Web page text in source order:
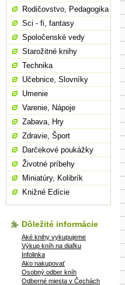
Rodičovstvo, Pedagogika
Sci - fi, fantasy
Spoločenské vedy
Starožitné knihy
Technika
Učebnice, Slovníky
Umenie
Varenie, Nápoje
Zabava, Hry
Zdravie, Šport
Darčekové poukážky
Životné príbehy
Miniatúry, Kolibrík
Knižné Edície
Dôležité informácie
Aké knihy vykupujeme
Výkup kníh na diaľku
Infolinka
Ako nakupovať
Osobný odber kníh
Odberné miesta v Čechách